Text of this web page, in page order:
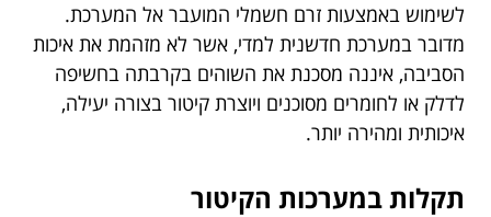
לשימוש באמצעות זרם חשמלי המועבר אל המערכת.
מדובר במערכת חדשנית למדי, אשר לא מזהמת את איכות
הסביבה, איננה מסכנת את השוהים בקרבתה בחשיפה
לדלק או לחומרים מסוכנים ויוצרת קיטור בצורה יעילה,
איכותית ומהירה יותר.
תקלות במערכות הקיטור